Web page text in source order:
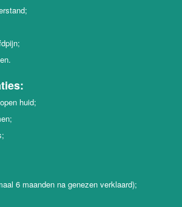
huid;
6 maanden na genezen verklaard);